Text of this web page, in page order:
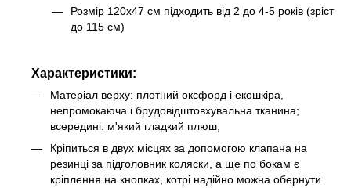
Розмір 120х47 см підходить від 2 до 4-5 років (зріст
до 115 см)
Характеристики:
Матеріал верху: плотний оксфорд і екошкіра,
непромокаюча і брудовідштовхувальна тканина;
всередині: м'який гладкий плюш;
Кріпиться в двух місцях за допомогою клапана на
резинці за підголовник коляски, а ще по бокам є
кріплення на кнопках, котрі надійно можна обернути